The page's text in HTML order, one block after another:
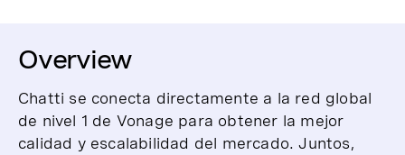
Overview
Chatti se conecta directamente a la red global
de nivel 1 de Vonage para obtener la mejor
calidad y escalabilidad del mercado. Juntos,